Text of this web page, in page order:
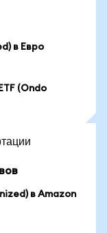
в Евро
(Ondo
в Amazon